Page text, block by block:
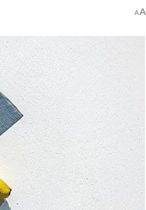
AA